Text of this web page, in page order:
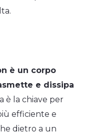
è un corpo
e dissipa
è la chiave per
efficiente e
dietro a un